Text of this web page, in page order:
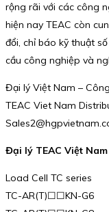
rộng rãi với các công
hiện nay TEAC còn
đổi, chỉ báo kỹ thuật
cầu công nghiệp và
Đại lý Việt Nam –
TEAC Viet Nam
Đại lý TEAC Việt Nam
Load Cell TC series
TC-AR(T)☐☐KN-G6